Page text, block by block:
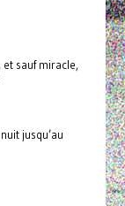
sauf miracle,
jusqu’au